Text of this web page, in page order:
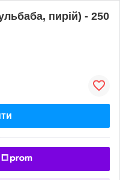
пирій) - 250